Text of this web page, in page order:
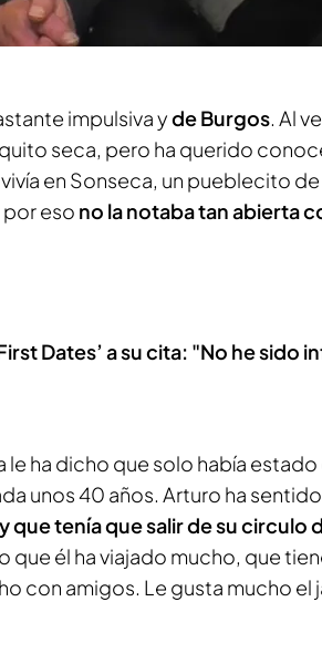
y bachata, y de vez en cuando
impulsiva yde Burgos. Al
seca, pero ha querido
en Sonseca, un pueblecito
eso no la notaba tan abierta
Dates’ a su cita: "No he sido
le ha dicho que solo había estado
unos 40 años. Arturo ha
que tenía que salir de su circulo
que él ha viajado mucho, que
con amigos. Le gusta mucho el